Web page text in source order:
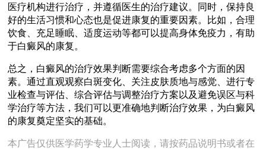
医疗机构进行治疗，并遵循医生的治疗建议。同时，保持良
好的生活习惯和心态也是促进康复的重要因素。比如，合理
饮食、充足睡眠、适度运动等都可以提高身体免疫力，有助
于白癜风的康复。
总之，白癜风的治疗效果判断需要综合考虑多个方面的因
素。通过直观观察白斑变化、关注皮肤质地与感觉、进行专
业检查与评估、综合评估与调整治疗方案以及避免误区与科
学治疗等方法，我们可以更准确地判断治疗效果，为白癜风
的康复奠定坚实的基础。
本广告仅供医学药学专业人士阅读，请按药品说明书或者在